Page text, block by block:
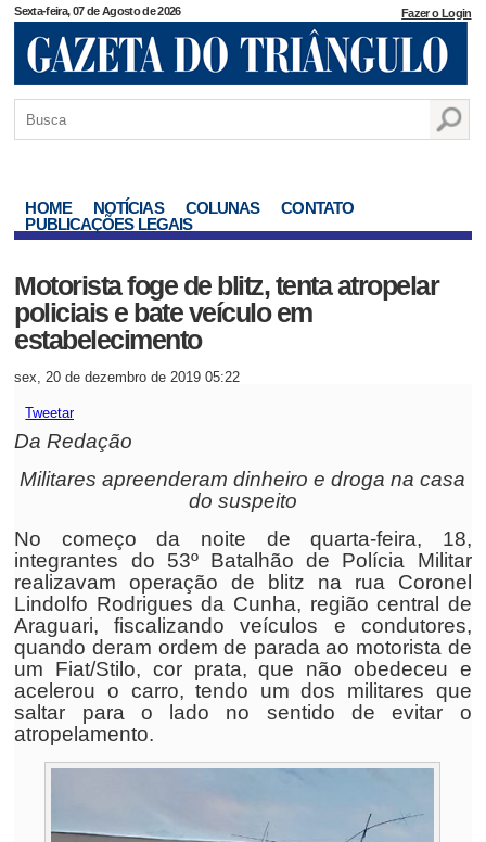
Sexta-feira, 07 de Agosto de 2026 Fazer o Login
HOME NOTÍCIAS COLUNAS
CONTATO
PUBLICAÇÕES LEGAIS
Motorista foge de blitz, tenta atropelar
policiais e bate veículo em
estabelecimento
sex, 20 de dezembro de 2019 05:22
Tweetar
Da Redação
Militares apreenderam dinheiro e droga na casa
do suspeito
No começo da noite de quarta-feira, 18,
integrantes do 53º Batalhão de Polícia Militar
realizavam operação de blitz na rua Coronel
Lindolfo Rodrigues da Cunha, região central de
Araguari, fiscalizando veículos e condutores,
quando deram ordem de parada ao motorista de
um Fiat/Stilo, cor prata, que não obedeceu e
acelerou o carro, tendo um dos militares que
saltar para o lado no sentido de evitar o
atropelamento.